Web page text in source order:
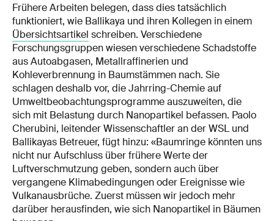
Frühere Arbeiten belegen, dass dies tatsächlich
funktioniert, wie Ballikaya und ihren Kollegen in einem
Übersichtsartikel schreiben. Verschiedene
Forschungsgruppen wiesen verschiedene Schadstoffe
aus Autoabgasen, Metallraffinerien und
Kohleverbrennung in Baumstämmen nach. Sie
schlagen deshalb vor, die Jahrring-Chemie auf
Umweltbeobachtungsprogramme auszuweiten, die
sich mit Belastung durch Nanopartikel befassen. Paolo
Cherubini, leitender Wissenschaftler an der WSL und
Ballikayas Betreuer, fügt hinzu: «Baumringe könnten uns
nicht nur Aufschluss über frühere Werte der
Luftverschmutzung geben, sondern auch über
vergangene Klimabedingungen oder Ereignisse wie
Vulkanausbrüche. Zuerst müssen wir jedoch mehr
darüber herausfinden, wie sich Nanopartikel in Bäumen